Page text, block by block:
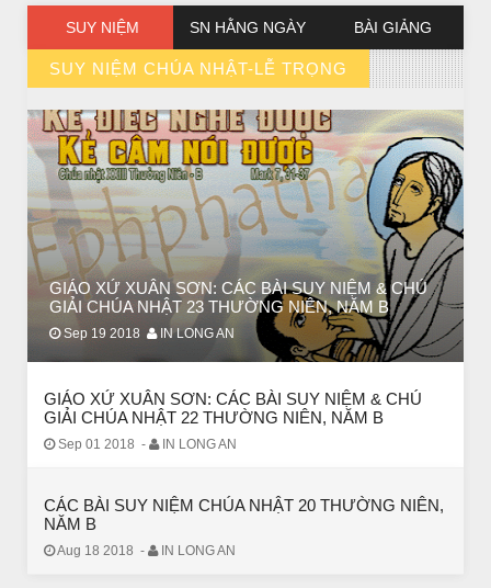
SUY NIỆM SN HẰNG NGÀY BÀI GIẢNG
SUY NIỆM CHÚA NHẬT-LỄ TRỌNG
// VIEW MORE BY SUY NIỆM CHÚA NHẬT-LỄ TRỌNG
GIÁO XỨ XUÂN SƠN: CÁC BÀI SUY NIỆM & CHÚ
GIẢI CHÚA NHẬT 23 THƯỜNG NIÊN, NĂM B
Sep 19 2018 IN LONG AN
GIÁO XỨ XUÂN SƠN: CÁC BÀI SUY NIỆM & CHÚ
GIẢI CHÚA NHẬT 22 THƯỜNG NIÊN, NĂM B
Sep 01 2018 - IN LONG AN
CÁC BÀI SUY NIỆM CHÚA NHẬT 20 THƯỜNG NIÊN,
NĂM B
Aug 18 2018 - IN LONG AN